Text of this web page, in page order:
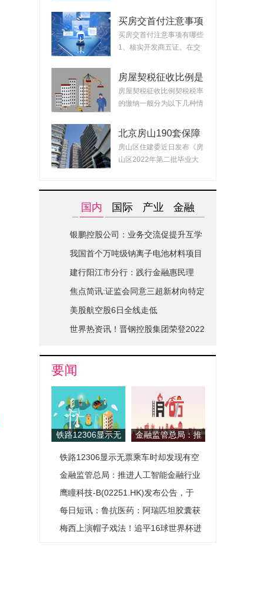
买房交首付注意事项
有哪些？买房交完首
付款后接下来的流程
买房交首付注意事项有哪些
1、核实开发商五证。在交
房屋契税征收比例是
什么？ 2022房产契
税最新政策
房屋契税征收比例契税税率
的缴纳一般分为以下几种情
北京房山190套保障
租赁房面向毕业生配
租 房源均为精装交
房山区住建委近日发布《房
山区2022年第二批毕业大
国内 国际 产业 金融
银鹏控股公司：业务交流促提升互学
互鉴共进步|世界简讯
我国首个万吨级钠离子电池材料项目
在山西综改区开建
建行阳江市分行：践行金融惠民理
念-全球关注
焦点简讯:证监会同意三超新材向特定
对象发行股票的注册申请
美股航空股6日全线走低
世界热资讯！晋钢控股集团荣登2022
要闻
铁路12306显示无
空座？专家回应
金融监管总局：推
业应用基础设施建
设 促进人工智能
应用成果在行业共
享复用
铁路12306显示无票乘车时却发现有空
座？专家回应
金融监管总局：推进人工智能金融行业
应用基础设施建设 促进人工智能应用成
果在行业共享复用
鹰瞳科技-B(02251.HK)发布公告，于
2026年6月17日斥资66.6万港元回购
5.57万股
每日短讯：鲁抗医药：阿瑞匹坦胶囊获
药品注册证书
梅西上演帽子戏法！追平16球世界杯进